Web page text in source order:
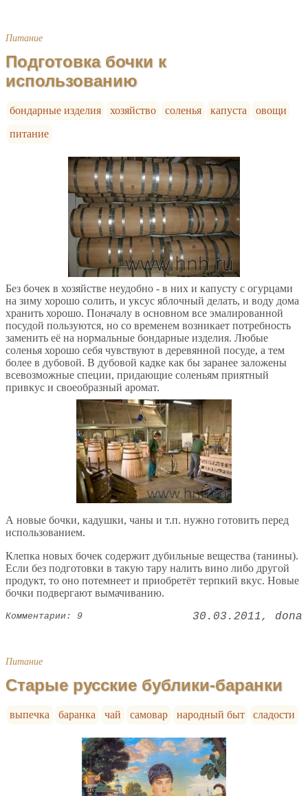
Питание
Подготовка бочки к
использованию
бондарные изделия хозяйство соленья капуста
овощи
питание
Без бочек в хозяйстве неудобно - в них и капусту с огурцами
на зиму хорошо солить, и уксус яблочный делать, и воду дома
хранить хорошо. Поначалу в основном все эмалированной
посудой пользуются, но со временем возникает потребность
заменить её на нормальные бондарные изделия. Любые
соленья хорошо себя чувствуют в деревянной посуде, а тем
более в дубовой. В дубовой кадке как бы заранее заложены
всевозможные специи, придающие соленьям приятный
привкус и своеобразный аромат.
А новые бочки, кадушки, чаны и т.п. нужно готовить перед
использованием.
Клепка новых бочек содержит дубильные вещества (танины).
Если без подготовки в такую тару налить вино либо другой
продукт, то оно потемнеет и приобретёт терпкий вкус. Новые
бочки подвергают вымачиванию.
Комментарии: 9 30.03.2011 dona
Питание
Старые русские бублики-баранки
выпечка баранка чай самовар народный быт сладости